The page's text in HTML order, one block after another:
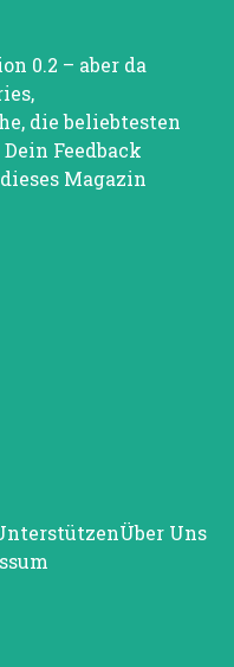
0.2 – aber da
die beliebtesten
Feedback
Magazin
Über Uns